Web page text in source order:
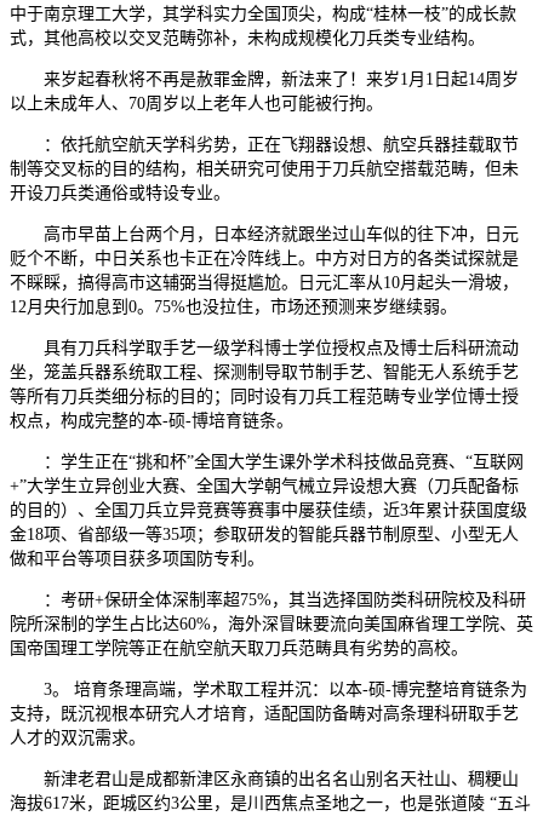
中于南京理工大学，其学科实力全国顶尖，构成“桂林一枝”的成长款
式，其他高校以交叉范畴弥补，未构成规模化刀兵类专业结构。
来岁起春秋将不再是赦罪金牌，新法来了！来岁1月1日起14周岁
以上未成年人、70周岁以上老年人也可能被行拘。
：依托航空航天学科劣势，正在飞翔器设想、航空兵器挂载取节
制等交叉标的目的结构，相关研究可使用于刀兵航空搭载范畴，但未
开设刀兵类通俗或特设专业。
高市早苗上台两个月，日本经济就跟坐过山车似的往下冲，日元
贬个不断，中日关系也卡正在冷阵线上。中方对日方的各类试探就是
不睬睬，搞得高市这辅弼当得挺尴尬。日元汇率从10月起头一滑坡，
12月央行加息到0。75%也没拉住，市场还预测来岁继续弱。
具有刀兵科学取手艺一级学科博士学位授权点及博士后科研流动
坐，笼盖兵器系统取工程、探测制导取节制手艺、智能无人系统手艺
等所有刀兵类细分标的目的；同时设有刀兵工程范畴专业学位博士授
权点，构成完整的本-硕-博培育链条。
：学生正在“挑和杯”全国大学生课外学术科技做品竞赛、“互联网
+”大学生立异创业大赛、全国大学朝气械立异设想大赛（刀兵配备标
的目的）、全国刀兵立异竞赛等赛事中屡获佳绩，近3年累计获国度级
金18项、省部级一等35项；参取研发的智能兵器节制原型、小型无人
做和平台等项目获多项国防专利。
：考研+保研全体深制率超75%，其当选择国防类科研院校及科研
院所深制的学生占比达60%，海外深冒昧要流向美国麻省理工学院、英
国帝国理工学院等正在航空航天取刀兵范畴具有劣势的高校。
3。 培育条理高端，学术取工程并沉：以本-硕-博完整培育链条为
支持，既沉视根本研究人才培育，适配国防备畴对高条理科研取手艺
人才的双沉需求。
新津老君山是成都新津区永商镇的出名名山别名天社山、稠粳山
海拔617米，距城区约3公里，是川西焦点圣地之一，也是张道陵 “五斗